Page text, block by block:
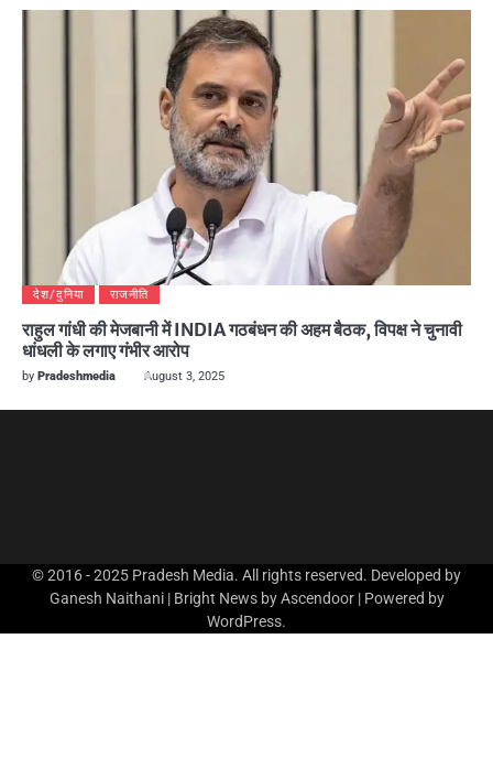
देश/दुनिया राजनीति
राहुल गांधी की मेजबानी में INDIA गठबंधन की अहम बैठक, विपक्ष ने चुनावी
धांधली के लगाए गंभीर आरोप
by Pradeshmedia August 3, 2025
© 2016 - 2025 Pradesh Media. All rights reserved. Developed by
Ganesh Naithani | Bright News byAscendoor| Powered by
WordPress.